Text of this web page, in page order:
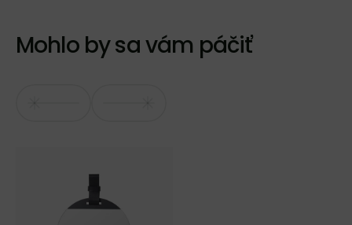
Mohlo by sa vám páčiť